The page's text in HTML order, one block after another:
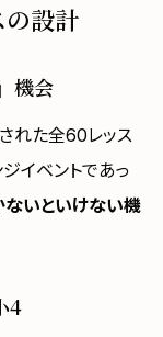
設計
機会
れた全60レッス
イベントであっ
いといけない機
4